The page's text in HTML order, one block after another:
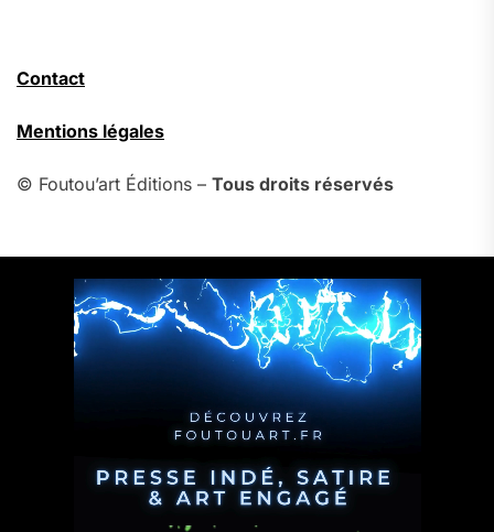
Contact
Mentions légales
© Foutou’art Éditions – Tous droits réservés